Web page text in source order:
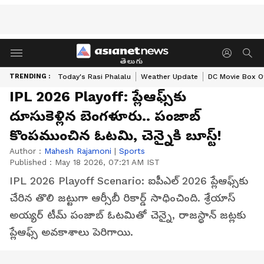
తెలుగు
TRENDING : Today's Rasi Phalalu Weather Update DC Movie Box
IPL 2026 Playoff: ప్లేఆఫ్స్‌కు
దూసుకెళ్లిన బెంగళూరు.. పంజాబ్
కొంపముంచిన ఓటమి, చెన్నైకి బూస్ట్!
Author : Mahesh Rajamoni | Sports
Published : May 18 2026, 07:21 AM IST
IPL 2026 Playoff Scenario: ఐపీఎల్ 2026 ప్లేఆఫ్స్‌కు
చేరిన తొలి జట్టుగా ఆర్సీబీ రికార్డ్ సాధించింది. శ్రేయాస్
అయ్యర్ టీమ్ పంజాబ్ ఓటమితో చెన్నై, రాజస్థాన్ జట్లకు
ప్లేఆఫ్స్ అవకాశాలు పెరిగాయి.